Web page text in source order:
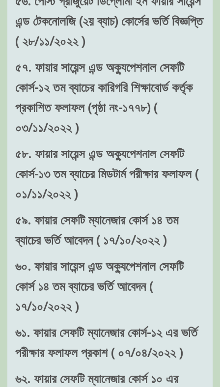
এন্ড টেকনোলজি (২য় ব্যাচ) কোর্সের ভর্তি বিজ্ঞপ্তি
( ২৮/১১/২০২২ )
৫৭. ফায়ার সায়েন্স এন্ড অক্যুপেশনাল সেফটি
কোর্স-১২ তম ব্যাচের কারিগরি শিক্ষাবোর্ড কর্তৃক
প্রকাশিত ফলাফল (পৃষ্ঠা নং-১৭৭৮) (
০৩/১১/২০২২ )
৫৮. ফায়ার সায়েন্স এন্ড অক্যুপেশনাল সেফটি
কোর্স-১৩ তম ব্যাচের মিডটার্ম পরীক্ষার ফলাফল (
০১/১১/২০২২ )
৫৯. ফায়ার সেফটি ম্যানেজার কোর্স ১৪ তম
ব্যাচের ভর্তি আবেদন ( ১৭/১০/২০২২ )
৬০. ফায়ার সায়েন্স এন্ড অক্যুপেশনাল সেফটি
কোর্স ১৪ তম ব্যাচের ভর্তি আবেদন (
১৭/১০/২০২২ )
৬১. ফায়ার সেফটি ম্যানেজার কোর্স-১২ এর ভর্তি
পরীক্ষার ফলাফল প্রকাশ ( ০৭/০৪/২০২২ )
৬২. ফায়ার সেফটি ম্যানেজার কোর্স ১০ এর